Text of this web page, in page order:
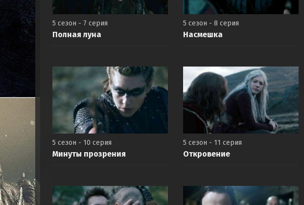
5 сезон - 7 серия
Полная луна
5 сезон - 8 серия
Насмешка
5 сезон - 10 серия
Минуты прозрения
5 сезон - 11 серия
Откровение